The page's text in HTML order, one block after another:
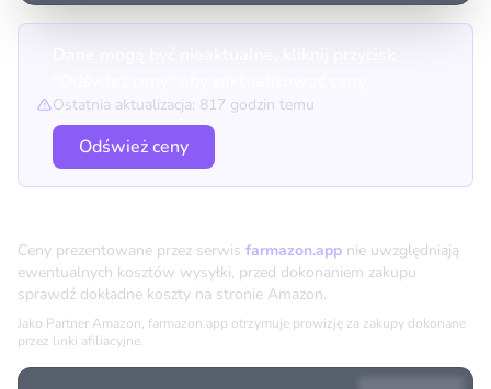
Ostatnia aktualizacja: 817 godzin temu
Odśwież ceny
Ceny prezentowane przez serwis farmazon.app nie uwzględniają
ewentualnych kosztów wysyłki, przed dokonaniem zakupu
sprawdź dokładne koszty na stronie Amazon.
Jako Partner Amazon, farmazon.app otrzymuje prowizję za zakupy dokonane
przez linki afiliacyjne.